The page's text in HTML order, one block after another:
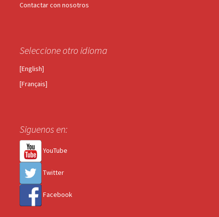
Contactar con nosotros
Seleccione otro idioma
[English]
[Français]
Siguenos en:
YouTube
Twitter
Facebook